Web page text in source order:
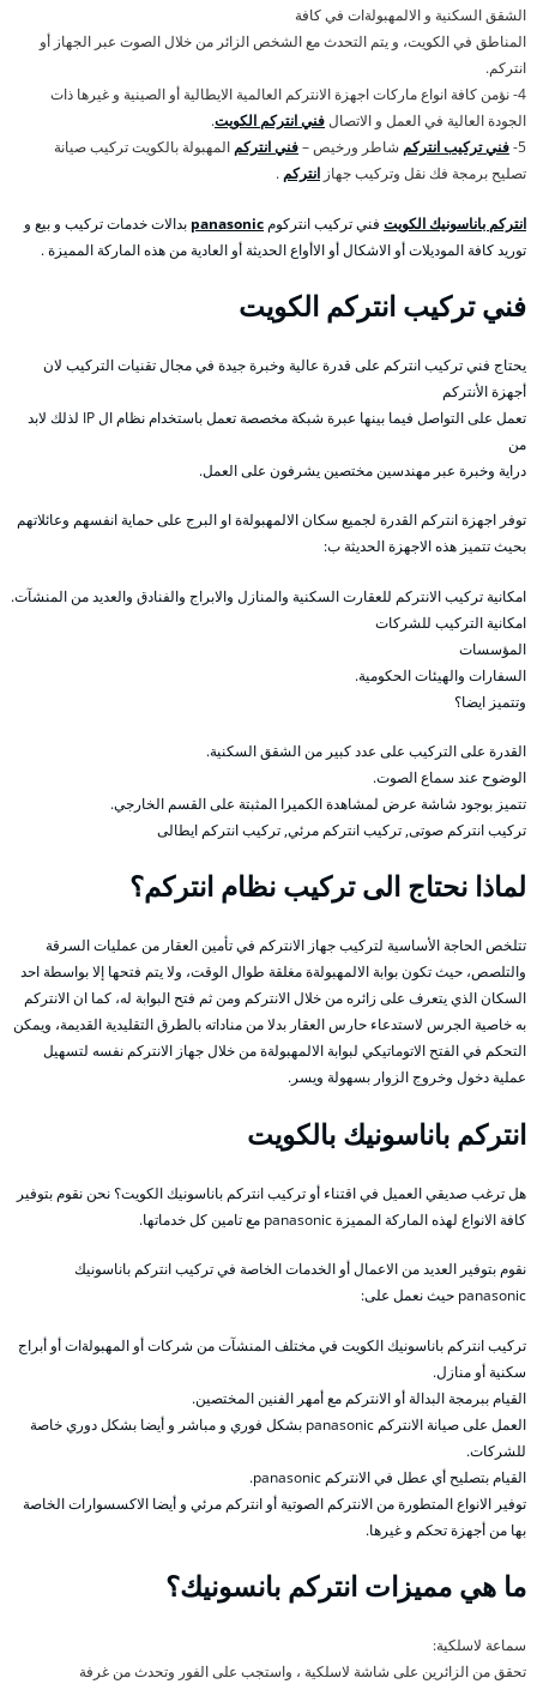
الشقق السكنية و الالمهبولةات في كافة
المناطق في الكويت، و يتم التحدث مع الشخص الزائر من خلال الصوت عبر الجهاز أو
انتركم.
4- نؤمن كافة انواع ماركات اجهزة الانتركم العالمية الايطالية أو الصينية و غيرها ذات
الجودة العالية في العمل و الاتصالفني انتركم الكويت.
5- فني تركيب انتركم شاطر ورخيص –فني انتركم المهبولة بالكويت تركيب صيانة
تصليح برمجة فك نقل وتركيب جهاز انتركم .
انتركم باناسونيك الكويت فني تركيب انتركوم panasonic بدالات خدمات تركيب و بيع و
توريد كافة الموديلات أو الاشكال أو الاأواع الحديثة أو العادية من هذه الماركة المميزة .
فني تركيب انتركم الكويت
يحتاج فني تركيب انتركم على قدرة عالية وخبرة جيدة في مجال تقنيات التركيب لان
أجهزة الأنتركم
تعمل على التواصل فيما بينها عبرة شبكة مخصصة تعمل باستخدام نظام ال IP لذلك لابد
من
دراية وخبرة عبر مهندسين مختصين يشرفون على العمل.
توفر اجهزة انتركم القدرة لجميع سكان الالمهبولةة او البرج على حماية انفسهم وعائلاتهم
بحيث تتميز هذه الاجهزة الحديثة ب:
امكانية تركيب الانتركم للعقارت السكنية والمنازل والابراج والفنادق والعديد من المنشآت.
امكانية التركيب للشركات
المؤسسات
السفارات والهيئات الحكومية.
وتتميز ايضا؟
القدرة على التركيب على عدد كبير من الشقق السكنية.
الوضوح عند سماع الصوت.
تتميز بوجود شاشة عرض لمشاهدة الكميرا المثبتة على القسم الخارجي.
تركيب انتركم صوتى, تركيب انتركم مرئي, تركيب انتركم ايطالى
لماذا نحتاج الى تركيب نظام انتركم؟
تتلخص الحاجة الأساسية لتركيب جهاز الانتركم في تأمين العقار من عمليات السرقة
والتلصص، حيث تكون بوابة الالمهبولةة مغلقة طوال الوقت، ولا يتم فتحها إلا بواسطة احد
السكان الذي يتعرف على زائره من خلال الانتركم ومن ثم فتح البوابة له، كما ان الانتركم
به خاصية الجرس لاستدعاء حارس العقار بدلا من مناداته بالطرق التقليدية القديمة، ويمكن
التحكم في الفتح الاتوماتيكي لبوابة الالمهبولةة من خلال جهاز الانتركم نفسه لتسهيل
عملية دخول وخروج الزوار بسهولة ويسر.
انتركم باناسونيك بالكويت
هل ترغب صديقي العميل في اقتناء أو تركيب انتركم باناسونيك الكويت؟ نحن نقوم بتوفير
كافة الانواع لهذه الماركة المميزة panasonic مع تامين كل خدماتها.
نقوم بتوفير العديد من الاعمال أو الخدمات الخاصة في تركيب انتركم باناسونيك
panasonic حيث نعمل على:
تركيب انتركم باناسونيك الكويت في مختلف المنشآت من شركات أو المهبولةات أو أبراج
سكنية أو منازل.
القيام ببرمجة البدالة أو الانتركم مع أمهر الفنين المختصين.
العمل على صيانة الانتركم panasonic بشكل فوري و مباشر و أيضا بشكل دوري خاصة
للشركات.
القيام بتصليح أي عطل في الانتركم panasonic.
توفير الانواع المتطورة من الانتركم الصوتية أو انتركم مرئي و أيضا الاكسسوارات الخاصة
بها من أجهزة تحكم و غيرها.
ما هي مميزات انتركم بانسونيك؟
سماعة لاسلكية:
تحقق من الزائرين على شاشة لاسلكية ، واستجب على الفور وتحدث من غرفة